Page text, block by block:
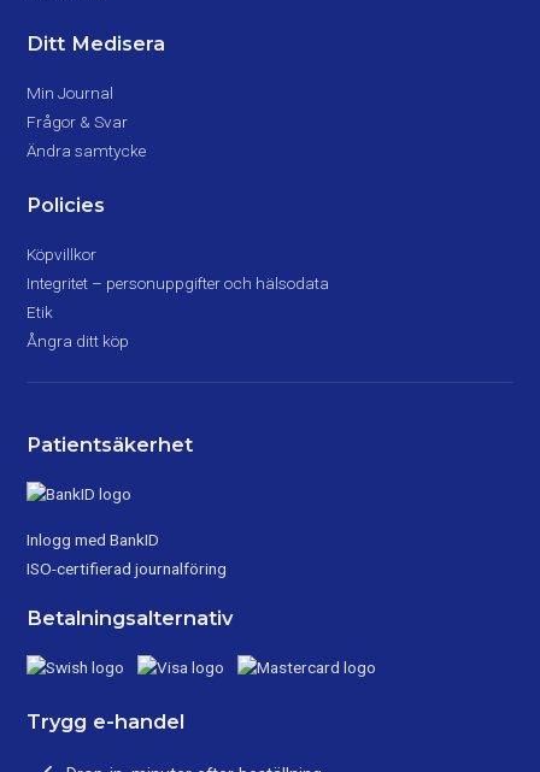
Ditt Medisera
Min Journal
Frågor & Svar
Ändra samtycke
Policies
Köpvillkor
Integritet – personuppgifter och hälsodata
Etik
Ångra ditt köp
Patientsäkerhet
Inlogg med BankID
ISO-certifierad journalföring
Betalningsalternativ
Trygg e-handel